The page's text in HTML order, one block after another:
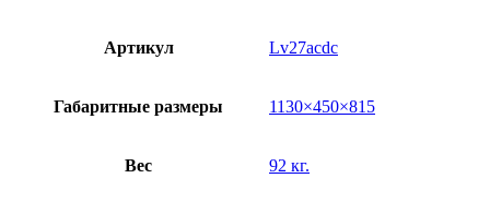
Артикул Lv27acdc
Габаритные размеры 1130×450×815
Вес 92 кг.